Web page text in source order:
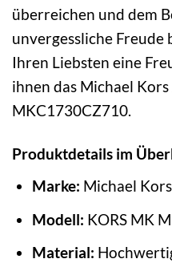
überreichen und dem
unvergessliche Freude
Ihren Liebsten eine
ihnen das Michael
MKC1730CZ710.
Produktdetails im
Marke: Michael Kors
Modell: KORS MK
Material: